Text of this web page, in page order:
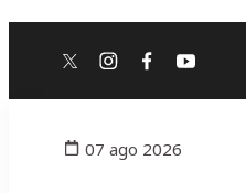
twitterinstagram
facebook
07 ago 2026